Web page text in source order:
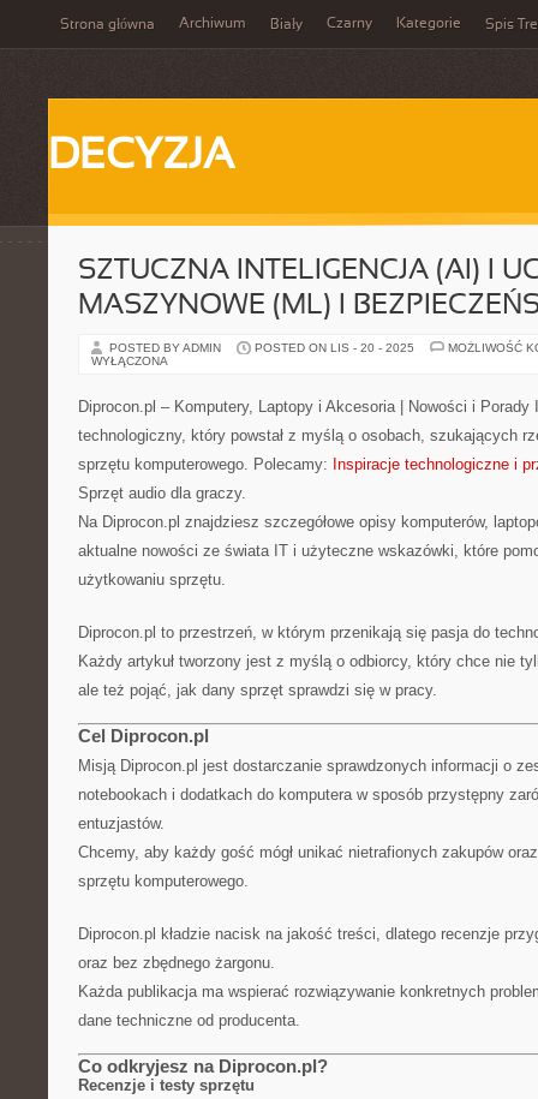
Strona główna Archiwum Biały Czarny Kategorie Spis
DECYZJA
SZTUCZNA INTELIGENCJA (AI) I
MASZYNOWE (ML) I
POSTED BY ADMIN POSTED ON LIS - 20 - 2025
MOŻLIWOŚĆ
WYŁĄCZONA
Diprocon.pl – Komputery, Laptopy i Akcesoria | Nowości i
technologiczny, który powstał z myślą o osobach, szukających
sprzętu komputerowego. Polecamy: Inspiracje technologiczne i
Sprzęt audio dla graczy.
Na Diprocon.pl znajdziesz szczegółowe opisy komputerów,
aktualne nowości ze świata IT i użyteczne wskazówki, które
użytkowaniu sprzętu.
Diprocon.pl to przestrzeń, w którym przenikają się pasja do
Każdy artykuł tworzony jest z myślą o odbiorcy, który chce nie
ale też pojąć, jak dany sprzęt sprawdzi się w pracy.
Cel Diprocon.pl
Misją Diprocon.pl jest dostarczanie sprawdzonych informacji o
notebookach i dodatkach do komputera w sposób przystępny
entuzjastów.
Chcemy, aby każdy gość mógł unikać nietrafionych zakupów
sprzętu komputerowego.
Diprocon.pl kładzie nacisk na jakość treści, dlatego recenzje
oraz bez zbędnego żargonu.
Każda publikacja ma wspierać rozwiązywanie konkretnych
dane techniczne od producenta.
Co odkryjesz na Diprocon.pl?
Recenzje i testy sprzętu